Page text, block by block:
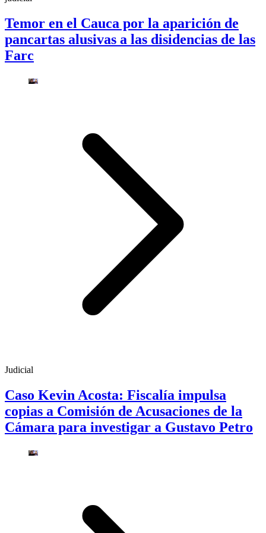
Temor en el Cauca por la aparición de
pancartas alusivas a las disidencias de las
Farc
Judicial
Caso Kevin Acosta: Fiscalía impulsa
copias a Comisión de Acusaciones de la
Cámara para investigar a Gustavo Petro